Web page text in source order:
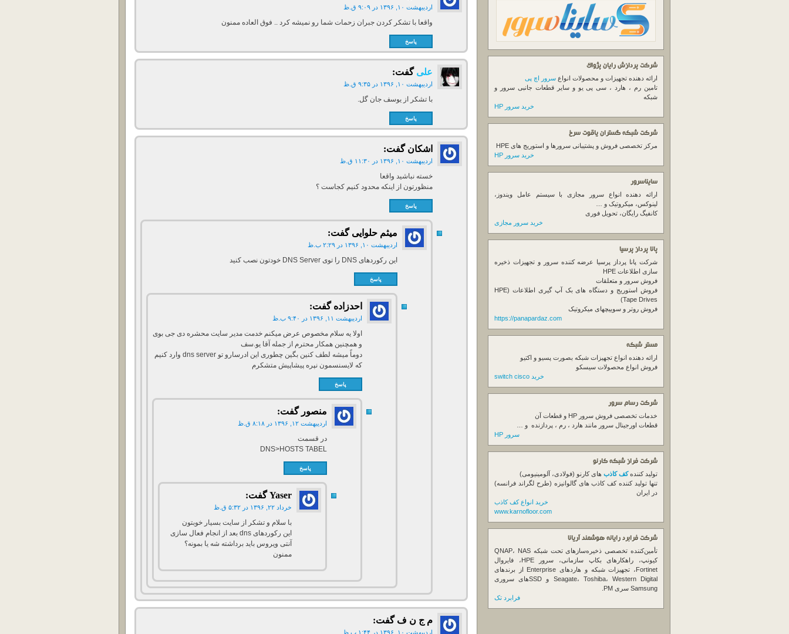
شرکت پردازش رایان پژواک
ارائه دهنده تجهیزات و محصولات انواع سرور اچ پی
تامین رم ، هارد ، سی پی یو و سایر قطعات جانبی سرور و
شبکه
خرید سرور HP
شرکت شبکه گستران یاقوت سرخ
مرکز تخصصی فروش و پشتیبانی سرورها و استوریج های HPE
خرید سرور HP
سایناسرور
ارائه دهنده انواع سرور مجازی با سیستم عامل ویندوز،
لینوکس، میکروتیک و …
کانفیگ رایگان، تحویل فوری
خرید سرور مجازی
پانا پرداز پرسیا
شرکت پانا پرداز پرسیا عرضه کننده سرور و تجهیزات ذخیره
سازی اطلاعات HPE
فروش سرور و متعلقات
فروش استوریج و دستگاه های بک آپ گیری اطلاعات (HPE
Tape Drives)
فروش روتر و سوییچهای میکروتیک
https://panapardaz.com
مستر شبکه
ارائه دهنده انواع تجهیزات شبکه بصورت پسیو و اکتیو
فروش انواع محصولات سیسکو
خرید switch cisco
شرکت رسام سرور
خدمات تخصصی فروش سرور
قطعات اورجینال سرور مانند هارد ، رم ، پردازنده و …
سرور HP
شرکت فراز شبکه کارنو
تولید کنندهکف کاذب های کارنو (فولادی، آلومینیومی)
تنها تولید کننده کف کاذب های گالوانیزه (طرح لگراند فرانسه)
در ایران
خرید انواع کف کاذب
www.karnofloor.com
شرکت فرابرد رایانه هوشمند آریانا
تأمین‌کننده تخصصی ذخیره‌سازهای تحت شبکه QNAP، NAS
کیونپ، راهکارهای بکاپ سازمانی، سرور HPE، فایروال
Fortinet، تجهیزات شبکه و هاردهای Enterprise از برندهای
Seagate، Toshiba، Western Digital و SSDهای سروری
Samsung سری PM.
فرابرد تک
اردیبهشت ۱۰, ۱۳۹۶ در ۹:۰۹ ق.ظ
واقعا با تشکر کردن جبران زحمات شما رو نمیشه کرد .. فوق العاده ممنون
پاسخ
علی گفت:
اردیبهشت ۱۰, ۱۳۹۶ در ۹:۳۵ ق.ظ
با تشکر از یوسف جان گل.
پاسخ
اشکان گفت:
اردیبهشت ۱۰, ۱۳۹۶ در ۱۱:۳۰ ق.ظ
خسته نباشید واقعا
منظورتون از اینکه محدود کنیم کجاست ؟
پاسخ
میثم حلوایی گفت:
اردیبهشت ۱۰, ۱۳۹۶ در ۲:۲۹ ب.ظ
این رکوردهای DNS را توی DNS Server خودتون نصب کنید
پاسخ
احدزاده گفت:
اردیبهشت ۱۱, ۱۳۹۶ در ۹:۴۰ ب.ظ
اولا یه سلام مخصوص عرض میکنم خدمت مدیر سایت محشره دی جی بوی
و همچنین همکار محترم از جمله آقا یو.سف
دوماً میشه لطف کنین بگین چطوری این ادرسارو تو dns server وارد کنیم
که لایسنسمون نپره پیشاپیش متشکرم
پاسخ
منصور گفت:
اردیبهشت ۱۲, ۱۳۹۶ در ۸:۱۸ ق.ظ
در قسمت
DNS>HOSTS TABEL
پاسخ
Yaser گفت:
خرداد ۲۲, ۱۳۹۶ در ۵:۳۲ ق.ظ
با سلام و تشکر از سایت بسیار خوبتون
این رکوردهای dns بعد از انجام فعال سازی
آنتی ویروس باید برداشته شه یا بمونه؟
ممنون
م ج ن ف گفت:
اردیبهشت ۱۰, ۱۳۹۶ در ۱:۴۴ ب.ظ